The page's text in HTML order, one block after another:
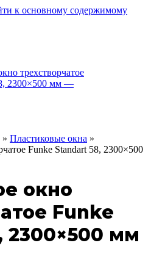
к основному содержимому
» Пластиковые окна »
Funke Standart 58, 2300×500
окно
Funke
2300×500 мм